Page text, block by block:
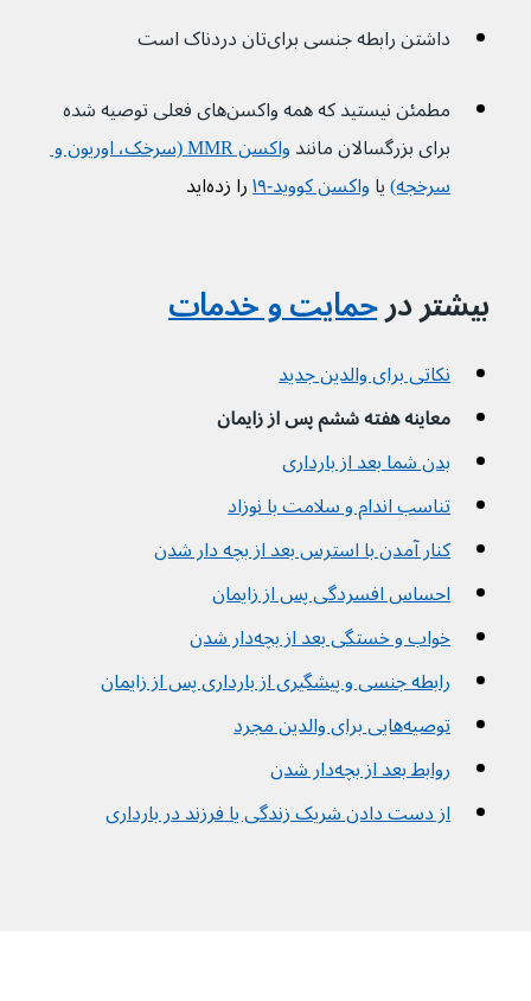
داشتن رابطه جنسی برای‌تان دردناک است
مطمئن نیستید که همه واکسن‌های فعلی توصیه شده
برای بزرگسالان مانند
واکسن MMR (سرخک، اوریون و
سرخجه)یا واکسن کووید-۱۹ را زده‌اید
بیشتر در حمایت و خدمات
نکاتی برای والدین جدید
معاینه هفته ششم پس از زایمان
بدن شما بعد از بارداری
تناسب اندام و سلامت با نوزاد
کنار آمدن با استرس بعد از بچه دار شدن
احساس افسردگی پس از زایمان
خواب و خستگی بعد از بچه‌دار شدن
رابطه جنسی و پیشگیری از بارداری پس از زایمان
توصیه‌هایی برای والدین مجرد
روابط بعد از بچه‌دار شدن
از دست دادن شریک زندگی یا فرزند در بارداری